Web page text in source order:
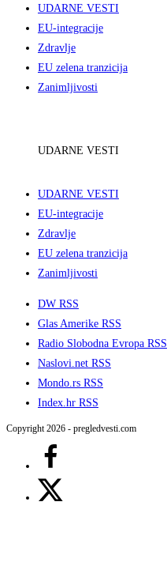
UDARNE VESTI
EU-integracije
Zdravlje
EU zelena tranzicija
Zanimljivosti
UDARNE VESTI
UDARNE VESTI
EU-integracije
Zdravlje
EU zelena tranzicija
Zanimljivosti
DW RSS
Glas Amerike RSS
Radio Slobodna Evropa RSS
Naslovi.net RSS
Mondo.rs RSS
Index.hr RSS
Copyright 2026 - pregledvesti.com